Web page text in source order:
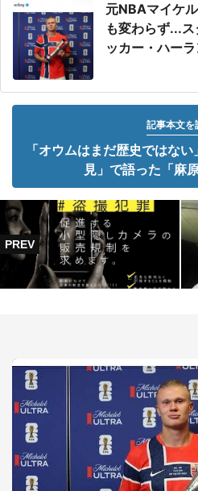
元NBAマイケ
も変わらず...
ッカー・ハー
記事本文を
「オウムはまだ歴史ではな
見」で語った「麻